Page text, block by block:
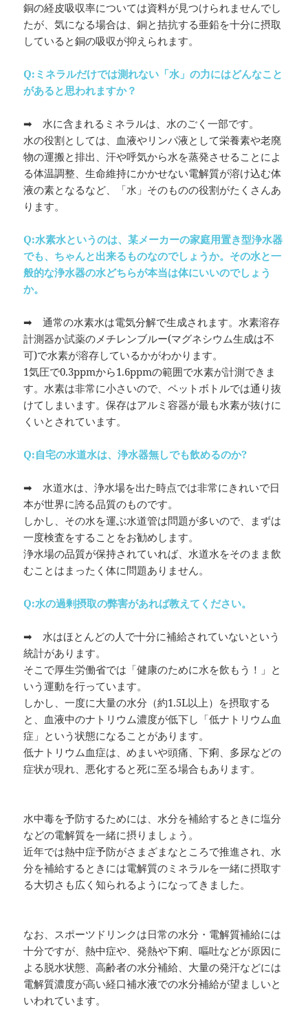
銅の経皮吸収率については資料が見つけられませんでし
たが、気になる場合は、銅と拮抗する亜鉛を十分に摂取
していると銅の吸収が抑えられます。
Q:ミネラルだけでは測れない「水」の力にはどんなこと
があると思われますか？
➡ 水に含まれるミネラルは、水のごく一部です。
水の役割としては、血液やリンパ液として栄養素や老廃
物の運搬と排出、汗や呼気から水を蒸発させることによ
る体温調整、生命維持にかかせない電解質が溶け込む体
液の素となるなど、「水」そのものの役割がたくさんあ
ります。
Q:水素水というのは、某メーカーの家庭用置き型浄水器
でも、ちゃんと出来るものなのでしょうか。その水と一
般的な浄水器の水どちらが本当は体にいいのでしょう
か。
➡ 通常の水素水は電気分解で生成されます。水素溶存
計測器か試薬のメチレンブルー(マグネシウム生成は不
可)で水素が溶存しているかがわかります。
1気圧で0.3ppmから1.6ppmの範囲で水素が計測できま
す。水素は非常に小さいので、ペットボトルでは通り抜
けてしまいます。保存はアルミ容器が最も水素が抜けに
くいとされています。
Q:自宅の水道水は、浄水器無しでも飲めるのか?
➡ 水道水は、浄水場を出た時点では非常にきれいで日
本が世界に誇る品質のものです。
しかし、その水を運ぶ水道管は問題が多いので、まずは
一度検査をすることをお勧めします。
浄水場の品質が保持されていれば、水道水をそのまま飲
むことはまったく体に問題ありません。
Q:水の過剰摂取の弊害があれば教えてください。
➡ 水はほとんどの人で十分に補給されていないという
統計があります。
そこで厚生労働省では「健康のために水を飲もう！」と
いう運動を行っています。
しかし、一度に大量の水分（約1.5L以上）を摂取する
と、血液中のナトリウム濃度が低下し「低ナトリウム血
症」という状態になることがあります。
低ナトリウム血症は、めまいや頭痛、下痢、多尿などの
症状が現れ、悪化すると死に至る場合もあります。
水中毒を予防するためには、水分を補給するときに塩分
などの電解質を一緒に摂りましょう。
近年では熱中症予防がさまざまなところで推進され、水
分を補給するときには電解質のミネラルを一緒に摂取す
る大切さも広く知られるようになってきました。
なお、スポーツドリンクは日常の水分・電解質補給には
十分ですが、熱中症や、発熱や下痢、嘔吐などが原因に
よる脱水状態、高齢者の水分補給、大量の発汗などには
電解質濃度が高い経口補水液での水分補給が望ましいと
いわれています。